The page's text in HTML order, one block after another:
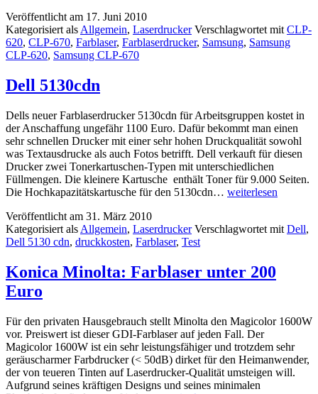
620ND
und
CLP-
670ND
Veröffentlicht am 17. Juni 2010
Kategorisiert alsAllgemein, Laserdrucker Verschlagwortet mitCLP-
620, CLP-670, Farblaser, Farblaserdrucker, Samsung, Samsung
CLP-620, Samsung CLP-670
Dell 5130cdn
Dells neuer Farblaserdrucker 5130cdn für Arbeitsgruppen kostet in
der Anschaffung ungefähr 1100 Euro. Dafür bekommt man einen
sehr schnellen Drucker mit einer sehr hohen Druckqualität sowohl
was Textausdrucke als auch Fotos betrifft. Dell verkauft für diesen
Drucker zwei Tonerkartuschen-Typen mit unterschiedlichen
Füllmengen. Die kleinere Kartusche enthält Toner für 9.000 Seiten.
Die Hochkapazitätskartusche für den 5130cdn… Dell
weiterlesen
Veröffentlicht am 31. März 2010
Kategorisiert als Allgemein, Laserdrucker Verschlagwortet mit Dell,
Dell 5130 cdn, druckkosten, Farblaser, Test
Konica Minolta: Farblaser unter 200
Euro
Für den privaten Hausgebrauch stellt Minolta den Magicolor 1600W
vor. Preiswert ist dieser GDI-Farblaser auf jeden Fall. Der
Magicolor 1600W ist ein sehr leistungsfähiger und trotzdem sehr
geräuscharmer Farbdrucker (< 50dB) dirket für den Heimanwender,
der von teueren Tinten auf Laserdrucker-Qualität umsteigen will.
Aufgrund seines kräftigen Designs und seines minimalen